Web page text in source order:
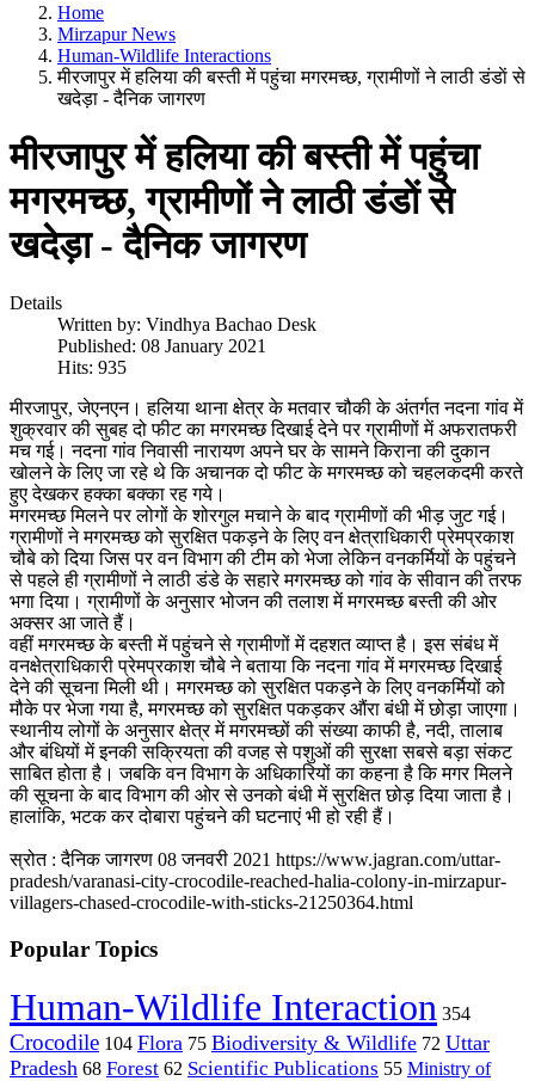
Home
Mirzapur News
Human-Wildlife Interactions
मीरजापुर में हलिया की बस्ती में पहुंचा मगरमच्छ, ग्रामीणों ने लाठी डंडाें से
खदेड़ा - दैनिक जागरण
मीरजापुर में हलिया की बस्ती में पहुंचा
मगरमच्छ, ग्रामीणों ने लाठी डंडाें से
खदेड़ा - दैनिक जागरण
Details
Written by: Vindhya Bachao Desk
Published: 08 January 2021
Hits: 935
मीरजापुर, जेएनएन। हलिया थाना क्षेत्र के मतवार चौकी के अंतर्गत नदना गांव में
शुक्रवार की सुबह दो फीट का मगरमच्छ दिखाई देने पर ग्रामीणों में अफरातफरी
मच गई। नदना गांव निवासी नारायण अपने घर के सामने किराना की दुकान
खोलने के लिए जा रहे थे कि अचानक दो फीट के मगरमच्छ को चहलकदमी करते
हुए देखकर हक्का बक्का रह गये।
मगरमच्‍छ मिलने पर लोगों के शोरगुल मचाने के बाद ग्रामीणों की भीड़ जुट गई।
ग्रामीणों ने मगरमच्छ को सुरक्षित पकड़ने के लिए वन क्षेत्राधिकारी प्रेमप्रकाश
चौबे को दिया जिस पर वन विभाग की टीम को भेजा लेकिन वनकर्मियों के पहुंचने
से पहले ही ग्रामीणों ने लाठी डंडे के सहारे मगरमच्छ को गांव के सीवान की तरफ
भगा दिया। ग्रामीणों के अनुसार भोजन की तलाश में मगरमच्‍छ बस्‍ती की ओर
अक्‍सर आ जाते हैं।
वहीं मगरमच्छ के बस्ती में पहुंचने से ग्रामीणों में दहशत व्याप्त है। इस संबंध में
वनक्षेत्राधिकारी प्रेमप्रकाश चौबे ने बताया कि नदना गांव में मगरमच्छ दिखाई
देने की सूचना मिली थी। मगरमच्छ को सुरक्षित पकड़ने के लिए वनकर्मियों को
मौके पर भेजा गया है, मगरमच्छ को सुरक्षित पकड़कर औंरा बंधी में छोड़ा जाएगा।
स्‍थानीय लोगों के अनुसार क्षेत्र में मगरमच्‍छों की संख्‍या काफी है, नदी, तालाब
और बंधियों में इनकी सक्रियता की वजह से पशुओं की सुरक्षा सबसे बड़ा संकट
साबित होता है। जबकि वन विभाग के अधिकारियों का कहना है कि मगर मिलने
की सूचना के बाद विभाग की ओर से उनको बंधी में सुरक्षित छोड़ दिया जाता है।
हालांकि, भटक कर दोबारा पहुंचने की घटनाएं भी हो रही हैं।
स्रोत : दैनिक जागरण 08 जनवरी 2021 https://www.jagran.com/uttar-
pradesh/varanasi-city-crocodile-reached-halia-colony-in-mirzapur-
villagers-chased-crocodile-with-sticks-21250364.html
Popular Topics
Human-Wildlife Interaction 354
Crocodile 104 Flora 75 Biodiversity & Wildlife 72 Uttar
Pradesh 68 Forest 62 Scientific Publications 55 Ministry of